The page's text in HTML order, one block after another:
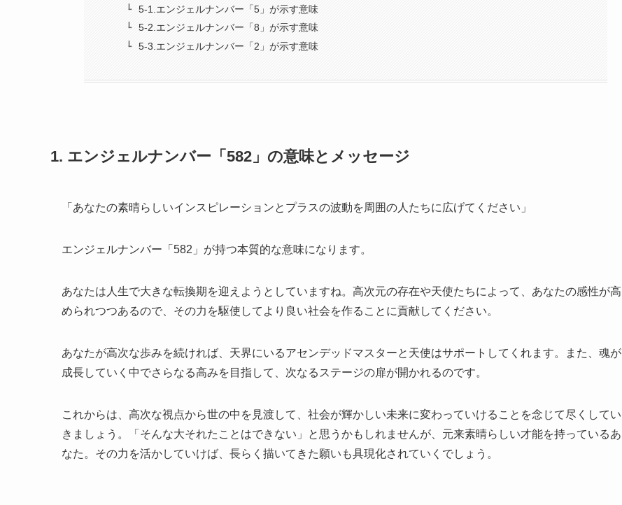
5-1.エンジェルナンバー「5」が示す意味
5-2.エンジェルナンバー「8」が示す意味
5-3.エンジェルナンバー「2」が示す意味
1. エンジェルナンバー「582」の意味とメッセージ
「あなたの素晴らしいインスピレーションとプラスの波動を周囲の人たちに広げてください」
エンジェルナンバー「582」が持つ本質的な意味になります。
あなたは人生で大きな転換期を迎えようとしていますね。高次元の存在や天使たちによって、あなたの感性が高
められつつあるので、その力を駆使してより良い社会を作ることに貢献してください。
あなたが高次な歩みを続ければ、天界にいるアセンデッドマスターと天使はサポートしてくれます。また、魂が
成長していく中でさらなる高みを目指して、次なるステージの扉が開かれるのです。
これからは、高次な視点から世の中を見渡して、社会が輝かしい未来に変わっていけることを念じて尽くしてい
きましょう。「そんな大それたことはできない」と思うかもしれませんが、元来素晴らしい才能を持っているあ
なた。その力を活かしていけば、長らく描いてきた願いも具現化されていくでしょう。